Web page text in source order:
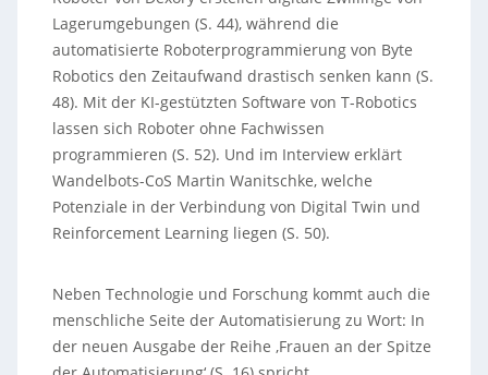
Lagerumgebungen (S. 44), während die
automatisierte Roboterprogrammierung von Byte
Robotics den Zeitaufwand drastisch senken kann (S.
48). Mit der KI-gestützten Software von T-Robotics
lassen sich Roboter ohne Fachwissen
programmieren (S. 52). Und im Interview erklärt
Wandelbots-CoS Martin Wanitschke, welche
Potenziale in der Verbindung von Digital Twin und
Reinforcement Learning liegen (S. 50).
Neben Technologie und Forschung kommt auch die
menschliche Seite der Automatisierung zu Wort: In
der neuen Ausgabe der Reihe ‚Frauen an der Spitze